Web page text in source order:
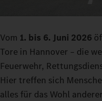
Vom 1. bis 6. Juni 2026
Tore in Hannover – die
Feuerwehr,
Hier treffen sich
alles für das Wohl